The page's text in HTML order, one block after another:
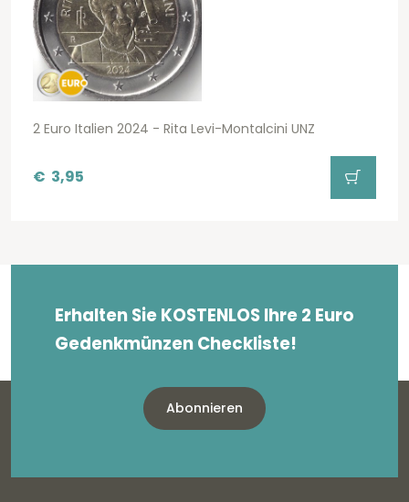
2 Euro Italien 2024 - Rita Levi-Montalcini UNZ
€ 3,95
Erhalten Sie KOSTENLOS Ihre 2 Euro
Gedenkmünzen Checkliste!
Abonnieren